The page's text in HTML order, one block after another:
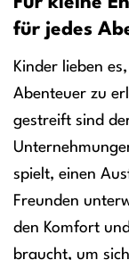
für jedes
Kinder lieben
Abenteuer zu
gestreift sind
spielt, einen
Freunden
den Komfort
braucht, um